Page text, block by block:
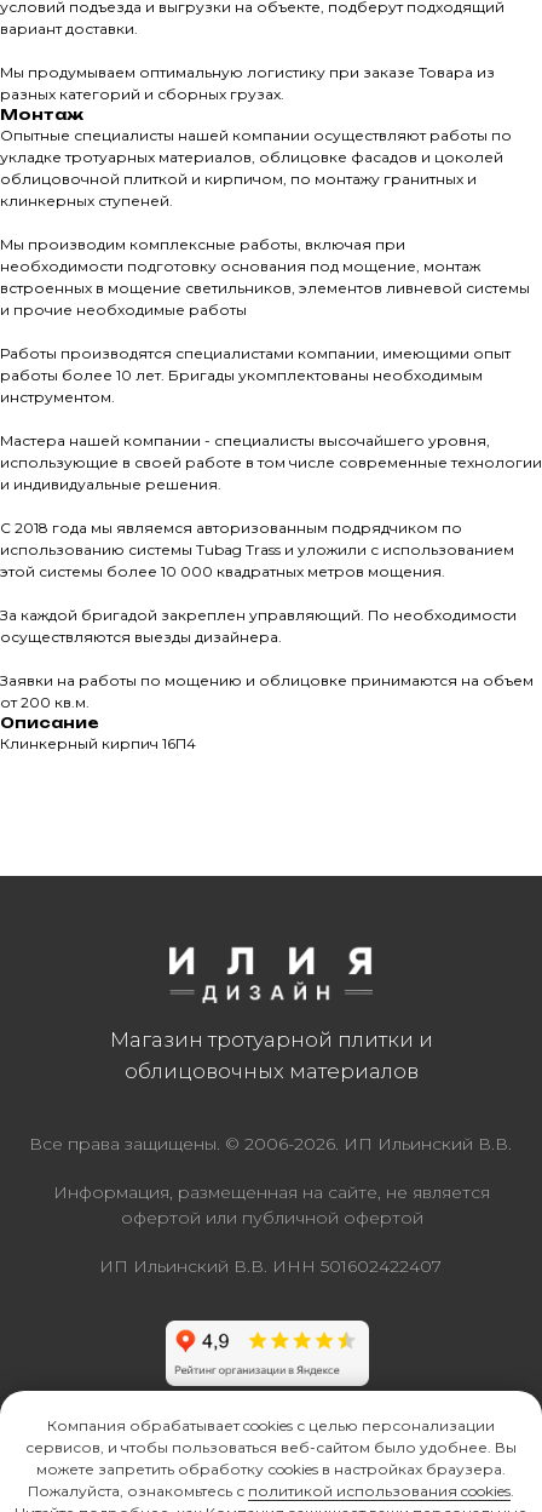
условий подъезда и выгрузки на объекте, подберут подходящий
вариант доставки.
Мы продумываем оптимальную логистику при заказе Товара из
разных категорий и сборных грузах.
Монтаж
Опытные специалисты нашей компании осуществляют работы по
укладке тротуарных материалов, облицовке фасадов и цоколей
облицовочной плиткой и кирпичом, по монтажу гранитных и
клинкерных ступеней.
Мы производим комплексные работы, включая при
необходимости подготовку основания под мощение, монтаж
встроенных в мощение светильников, элементов ливневой системы
и прочие необходимые работы
Работы производятся специалистами компании, имеющими опыт
работы более 10 лет. Бригады укомплектованы необходимым
инструментом.
Мастера нашей компании - специалисты высочайшего уровня,
использующие в своей работе в том числе современные технологии
и индивидуальные решения.
С 2018 года мы являемся авторизованным подрядчиком по
использованию системы Tubag Trass и уложили с использованием
этой системы более 10 000 квадратных метров мощения.
За каждой бригадой закреплен управляющий. По необходимости
осуществляются выезды дизайнера.
Заявки на работы по мощению и облицовке принимаются на объем
от 200 кв.м.
Описание
Клинкерный кирпич 16П4
ИП Ильинский В.В. ИНН 501602422407
офертой или публичной офертой
Все права защищены. © 2006-2026. ИП Ильинский В.В.
Магазин тротуарной плитки и
ПОМОЩЬ
Правила обработки персональных данных
Политика конфиденциальности
Навесы,
Компания обрабатывает cookies с целью персонализации
сервисов, и чтобы пользоваться веб-сайтом было удобнее. Вы
можете запретить обработку сookies в настройках браузера.
Пожалуйста, ознакомьтесь с политикой использования cookies.